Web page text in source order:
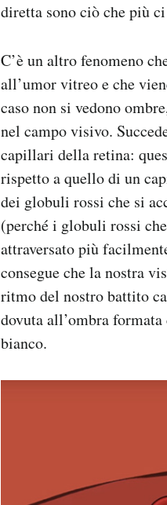
diretta sono ciò che più
C’è un altro fenomeno
all’umor vitreo e che
caso non si vedono
nel campo visivo.
capillari della retina:
rispetto a quello di un
dei globuli rossi che si
(perché i globuli rossi
attraversato più
consegue che la nostra
ritmo del nostro battito
dovuta all’ombra
bianco.